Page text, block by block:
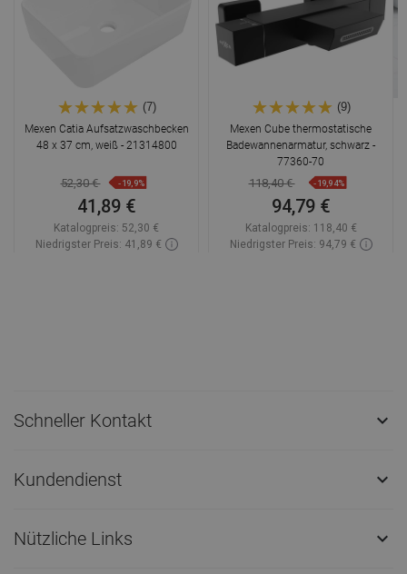
(7)
Mexen Catia Aufsatzwaschbecken
48 x 37 cm, weiß - 21314800
52,30 € -19,9%
41,89 €
Katalogpreis: 52,30 €
Niedrigster Preis: 41,89 €
(9)
Mexen Cube thermostatische
Badewannenarmatur, schwarz -
77360-70
118,40 € -19,94%
94,79 €
Katalogpreis: 118,40 €
Niedrigster Preis: 94,79 €
Schneller Kontakt 
Kundendienst 
Nützliche Links 